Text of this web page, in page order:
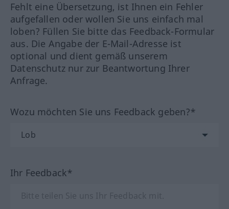
Fehlt eine Übersetzung, ist Ihnen ein Fehler
aufgefallen oder wollen Sie uns einfach mal
loben? Füllen Sie bitte das Feedback-Formular
aus. Die Angabe der E-Mail-Adresse ist
optional und dient gemäß unserem
Datenschutz nur zur Beantwortung Ihrer
Anfrage.
Wozu möchten Sie uns Feedback geben?*
Ihr Feedback*